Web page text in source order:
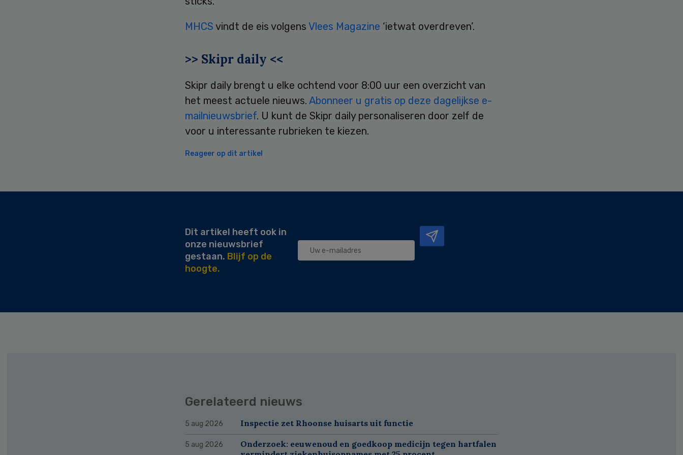
MHCS vindt de eis volgens Vlees Magazine ‘ietwat overdreven’.
>> Skipr daily <<
Skipr daily brengt u elke ochtend voor 8:00 uur een overzicht van
het meest actuele nieuws. Abonneer u gratis op deze dagelijkse e-
mailnieuwsbrief. U kunt de Skipr daily personaliseren door zelf de
voor u interessante rubrieken te kiezen.
Reageer op dit artikel
Dit artikel heeft ook in
onze nieuwsbrief
gestaan. Blijf op de
hoogte.
Gerelateerd nieuws
5 aug 2026 Inspectie zet Rhoonse huisarts uit functie
5 aug 2026
Onderzoek: eeuwenoud en goedkoop medicijn tegen hartfalen